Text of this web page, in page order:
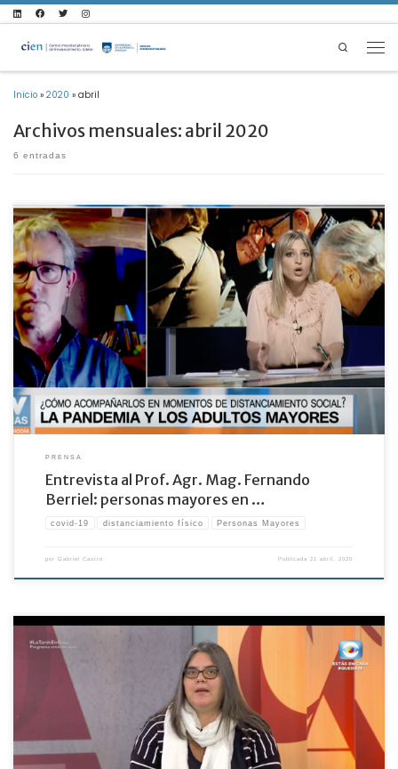
Saltar al contenido
Search
Inicio » 2020 » abril
Archivos mensuales: abril 2020
6 entradas
Entrevista: las personas mayores en tiempos de distanciamiento físico
PRENSA
Entrevista al Prof. Agr. Mag. Fernando
Berriel: personas mayores en …
covid-19 distanciamiento físico Personas Mayores
por Gabriel Castro Publicada21 abril, 2020
Entrevista: Personas Mayores ante el Covid-19. Canal 10, La tarde en casa.